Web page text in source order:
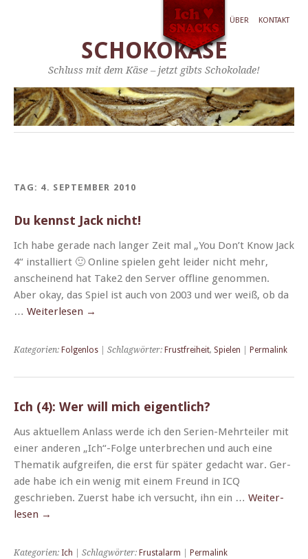
ÜBER KONTAKT
SCHOKOKÄSE
Schluss mit dem Käse – jetzt gibts Schokolade!
TAG: 4. SEPTEMBER 2010
Du kennst Jack nicht!
Ich habe ger­ade nach langer Zeit mal „You Don’t Know Jack
4“ instal­liert 🙂 Online spie­len geht lei­der nicht mehr,
anscheinend hat Take2 den Serv­er offline genom­men.
Aber okay, das Spiel ist auch von 2003 und wer weiß, ob da
… Weit­er­lesen →
Kategorien: Folgenlos | Schlagwörter: Frustfreiheit, Spielen Permalink
Ich (4): Wer will mich eigentlich?
Aus aktuellem Anlass werde ich den Serien-Mehrteil­er mit
ein­er anderen „Ich“-Folge unter­brechen und auch eine
The­matik auf­greifen, die erst für später gedacht war. Ger­
ade habe ich ein wenig mit einem Fre­und in ICQ
geschrieben. Zuerst habe ich ver­sucht, ihn ein … Weit­er­
lesen →
Kategorien: Ich | Schlagwörter: Frustalarm Permalink